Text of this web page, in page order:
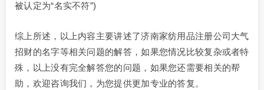
被认定为“名实不符”)
综上所述，以上内容主要讲述了济南家纺用品注册公司大气
招财的名字等相关问题的解答，如果您情况比较复杂或者特
殊，以上没有完全解答您的问题，如果您还需要相关的帮
助，欢迎咨询我们，为您提供更加专业的答复。